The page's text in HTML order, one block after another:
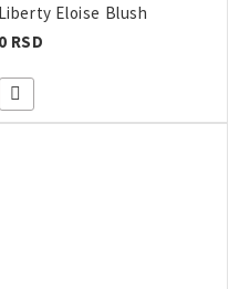
Eloise Blush
RSD